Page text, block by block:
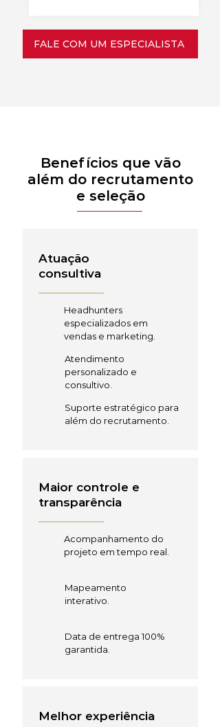
FALE COM UM ESPECIALISTA
Benefícios que vão
além do recrutamento
e seleção
Atuação
consultiva
Headhunters
especializados em
vendas e marketing.
Atendimento
personalizado e
consultivo.
Suporte estratégico para
além do recrutamento.
Maior controle e
transparência
Acompanhamento do
projeto em tempo real.
Mapeamento
interativo.
Data de entrega 100%
garantida.
Melhor experiência